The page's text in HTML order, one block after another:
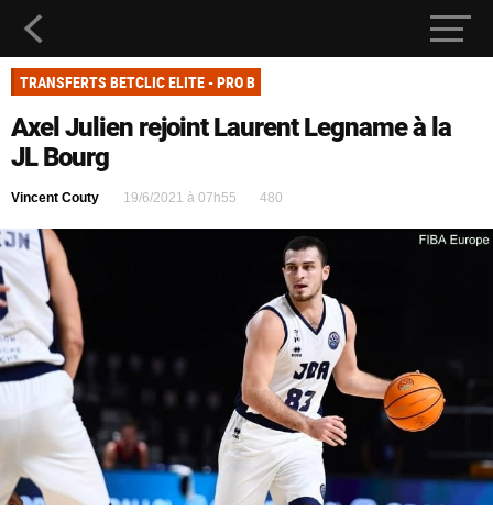
TRANSFERTS BETCLIC ELITE - PRO B
Axel Julien rejoint Laurent Legname à la
JL Bourg
Vincent Couty 19/6/2021 à 07h55 480